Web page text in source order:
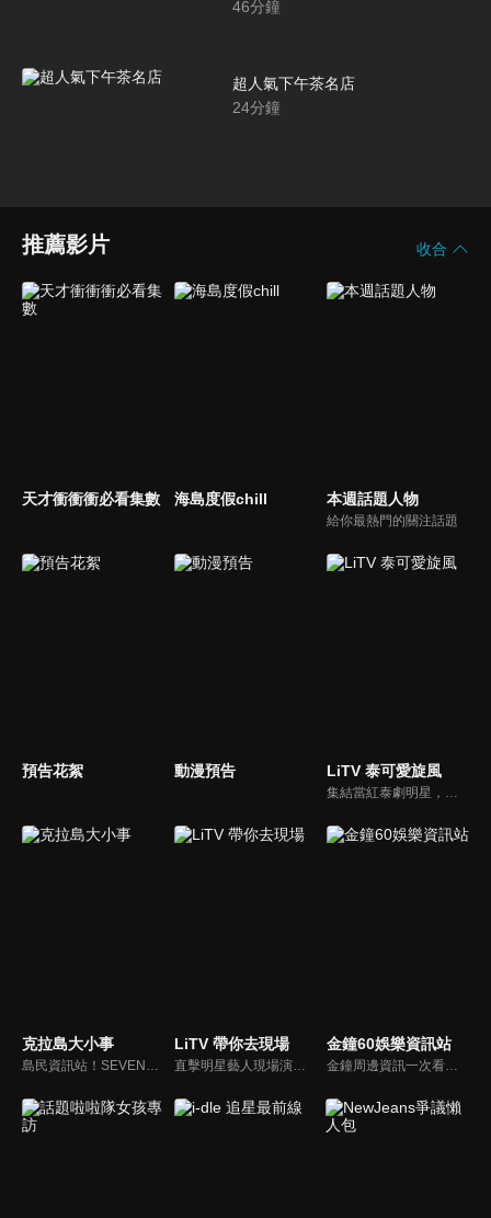
46分鐘
超人氣下午茶名店
24分鐘
推薦影片 收合
天才衝衝衝必看集數 海島度假chill 本週話題人物
給你最熱門的關注話題
預告花絮 動漫預告 LiTV 泰可愛旋風
集結當紅泰劇明星，獨家揭露他們的幕後小秘密
克拉島大小事 LiTV 帶你去現場
直擊明星藝人現場演出，體驗當下火熱氣氛
金鐘60娛樂資訊站
金鐘周邊資訊一次看，一起預測金鐘得主！